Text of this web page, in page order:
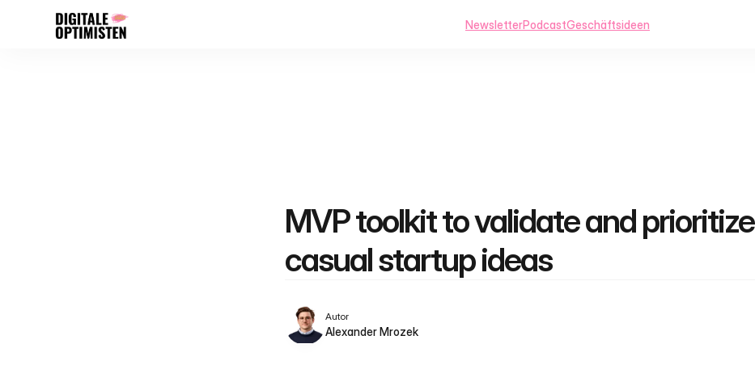
NewsletterPodcastGeschäftsideen
MVP toolkit to validate and prioritize
casual startup ideas
Autor
Alexander Mrozek